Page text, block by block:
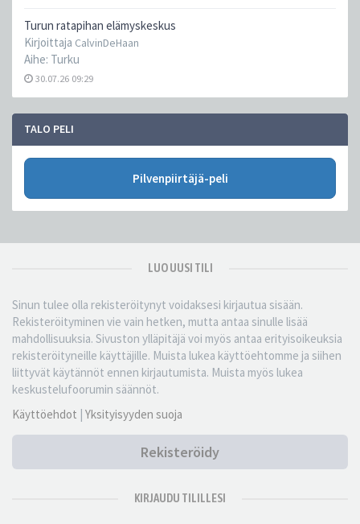
Turun ratapihan elämyskeskus
Kirjoittaja CalvinDeHaan
Aihe: Turku
30.07.26 09:29
TALO PELI
Pilvenpiirtäjä-peli
LUO UUSI TILI
Sinun tulee olla rekisteröitynyt voidaksesi kirjautua sisään.
Rekisteröityminen vie vain hetken, mutta antaa sinulle lisää
mahdollisuuksia. Sivuston ylläpitäjä voi myös antaa erityisoikeuksia
rekisteröityneille käyttäjille. Muista lukea käyttöehtomme ja siihen
liittyvät käytännöt ennen kirjautumista. Muista myös lukea
keskustelufoorumin säännöt.
Käyttöehdot | Yksityisyyden suoja
Rekisteröidy
KIRJAUDU TILILLESI